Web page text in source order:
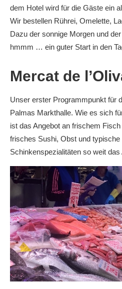
dem Hotel wird für die Gäste ein
Wir bestellen Rührei, Omelette,
Dazu der sonnige Morgen und
hmmm … ein guter Start in den
Mercat de
Unser erster Programmpunkt für
Palmas Markthalle. Wie es sich
ist das Angebot an frischem
frisches Sushi, Obst und
Schinkenspezialitäten so weit das